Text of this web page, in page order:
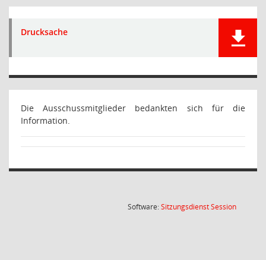
Drucksache
Die Ausschussmitglieder bedankten sich für die
Information.
Software:SitzungsdienstSession(Wird in